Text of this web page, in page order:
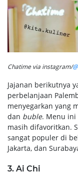
Chatime via instagram/
Jajanan berikutnya
perbelanjaan
menyegarkan yang
dan buble. Menu ini
masih difavoritkan.
sangat populer di
Jakarta, dan
3. Ai Chi